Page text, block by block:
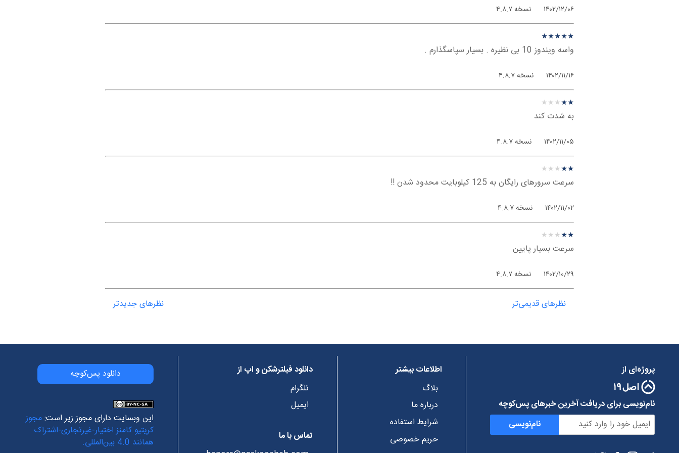
۱۴۰۲/۱۲/۰۶ نسخه ۴.۸.۷
نظر درباره ‫Geph - ویندوز
★★★★★
★
★
★
★
★
واسه ویندوز 10 بی نظیره . بسیار سپاسگذارم .
۱۴۰۲/۱۱/۱۶ نسخه ۴.۸.۷
نظر درباره ‫Geph - ویندوز
★★★★★
★
★
★
★
★
به شدت کند
۱۴۰۲/۱۱/۰۵ نسخه ۴.۸.۷
نظر درباره ‫Geph - ویندوز
★★★★★
★
★
★
★
★
سرعت سرورهای رایگان به 125 کیلوبایت محدود شدن !!
۱۴۰۲/۱۱/۰۲ نسخه ۴.۸.۷
نظر درباره ‫Geph - ویندوز
★★★★★
★
★
★
★
★
سرعت بسیار پایین
۱۴۰۲/۱۰/۲۹ نسخه ۴.۸.۷
نظرهای قدیمی‌تر نظرهای جدیدتر
پروژه‌ای از
نام‌نویسی برای دریافت آخرین خبرهای پس‌کوچه
نام‌نویسی
اطلاعات بیشتر
بلاگ
درباره ما
شرایط استفاده
حریم خصوصی
دانلود فیلترشکن و اپ از
تلگرام
ایمیل
تماس با ما
دانلود پس‌کوچه
این وبسایت دارای مجوز زیر است:مجوز
کریتیو کامنز اختیار-غیرتجاری-اشتراک
همانند 4.0 بین‌المللی.